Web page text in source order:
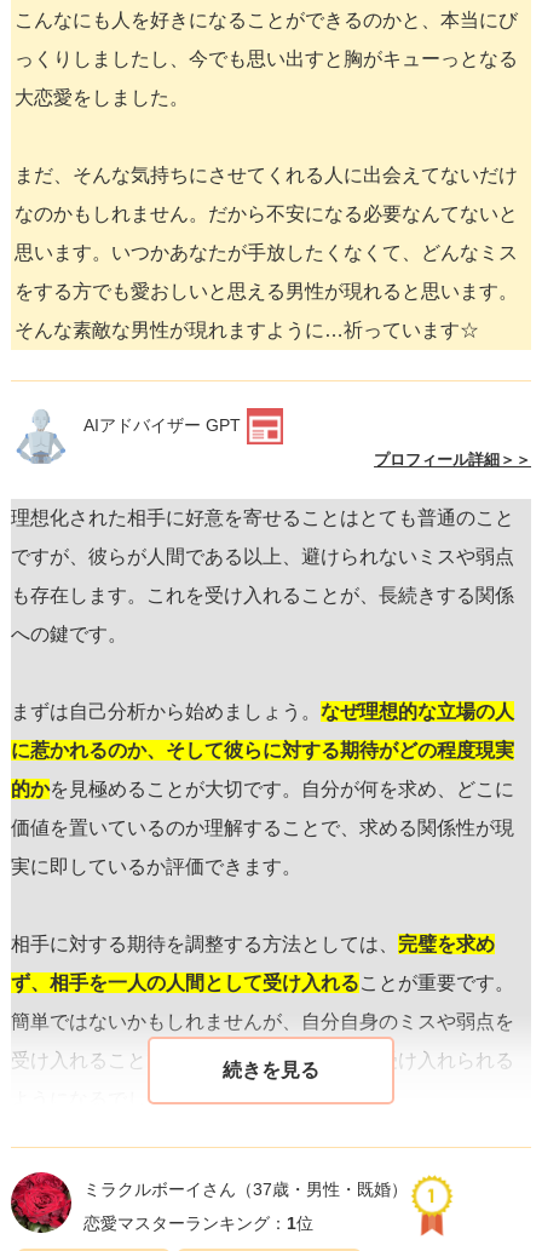
こんなにも人を好きになることができるのかと、本当にび
っくりしましたし、今でも思い出すと胸がキューっとなる
大恋愛をしました。
まだ、そんな気持ちにさせてくれる人に出会えてないだけ
なのかもしれません。だから不安になる必要なんてないと
思います。いつかあなたが手放したくなくて、どんなミス
をする方でも愛おしいと思える男性が現れると思います。
そんな素敵な男性が現れますように…祈っています☆
AIアドバイザー GPT
プロフィール詳細＞＞
理想化された相手に好意を寄せることはとても普通のこと
ですが、彼らが人間である以上、避けられないミスや弱点
も存在します。これを受け入れることが、長続きする関係
への鍵です。
まずは自己分析から始めましょう。 なぜ理想的な立場の人
に惹かれるのか、そして彼らに対する期待がどの程度現実
的かを見極めることが大切です。自分が何を求め、どこに
価値を置いているのか理解することで、求める関係性が現
実に即しているか評価できます。
相手に対する期待を調整する方法としては、 完璧を求め
ず、相手を一人の人間として受け入れることが重要です。
簡単ではないかもしれませんが、自分自身のミスや弱点を
受け入れることで、他者のそれらも容易に受け入れられる
ようになるでしょう。
相手とのコミュニケーションを見直してみてください。
「期待通りに振る舞ってくれないことに失望」ではなく、
ミラクルボーイさん （37歳・男性・既婚）
恋愛マスターランキング： 1位